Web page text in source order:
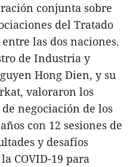
conjunta sobre
del Tratado
las dos naciones.
de Industria y
Hong Dien, y su
valoraron los
negociación de los
con 12 sesiones de
y desafíos
COVID-19 para